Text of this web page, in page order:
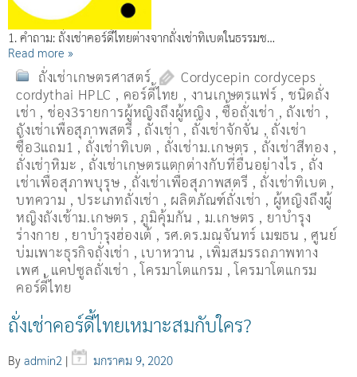
1. คำถาม: ถั่งเช่าคอร์ดี้ไทยต่างจากถั่งเช่าทิเบตในธรรมช…
Read more »
ถั่งเช่าเกษตรศาสตร์
Cordycepin cordyceps
cordythai HPLC , คอร์ดี้ไทย , งานเกษตรแฟร์ , ชนิดถั่ง
เช่า , ช่อง3รายการผู้หญิงถึงผู้หญิง ,ซื้อถั่งเช่า , ถังเช่า ,
ถังเช่าเพื่อสุภาพสตรี , ถั่งเช่า , ถั่งเช่าจักจั่น , ถั่งเช่า
ซื้อ3แถม1 , ถั่งเช่าทิเบต , ถั่งเช่าม.เกษตร , ถั่งเช่าสีทอง ,
ถั่งเช่าหิมะ , ถั่งเช่าเกษตรแตกต่างกับที่อื่นอย่างไร , ถั่ง
เช่าเพื่อสุภาพบุรุษ , ถั่งเช่าเพื่อสุภาพสตรี , ถั่่งเช่าทิเบต ,
บทความ ,ประเภทถั่งเช่า , ผลิตภัณฑ์ถั่งเช่า , ผู้หญิงถึงผู้
หญิงถังเช้าม.เกษตร ,ภูมิคุ้มกัน , ม.เกษตร , ยาบำรุง
ร่างกาย , ยาบำรุงฮ่องเต้ , รศ.ดร.มณจันทร์ เมฆธน , ศูนย์
บ่มเพาะธุรกิจถั่งเช่า , เบาหวาน , เพิ่มสมรรถภาพทาง
เพศ , แคปซูลถั่งเช่า ,โครมาโตแกรม ,โครมาโตแกรม
คอร์ดี้ไทย
ถั่งเช่าคอร์ดี้ไทยเหมาะสมกับใคร?
By admin2 | มกราคม 9, 2020